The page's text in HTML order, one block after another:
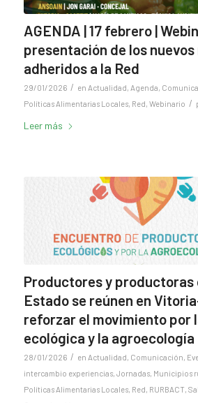
AGENDA | 17 febrero |
presentación de los
adheridos a la Red
29/01/2026 / en Actualidad, Agenda,
Políticas Alimentarias Locales, Red, Webinario /
Leer más
Productores y productoras
Estado se reúnen en
reforzar el movimiento por
ecológica y la agroecología
28/01/2026 / en Actualidad Comunicación
intercambio experiencias, Jornadas, Municipios
Políticas Alimentarias Locales, Red RURBACT